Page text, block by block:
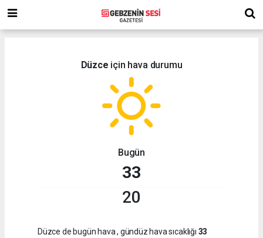
Düzce için hava durumu
Bugün
33
20
Düzce de bugün hava, gündüz hava sıcaklığı 33